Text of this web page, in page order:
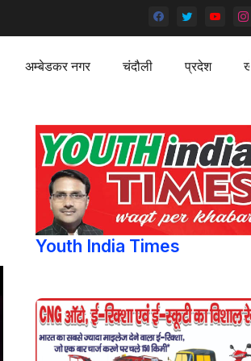
अम्बेडकर नगर चंदौली प्रदेश
Youth India Times